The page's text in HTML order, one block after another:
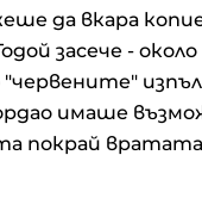
да вкара
засече -
имаше
покрай